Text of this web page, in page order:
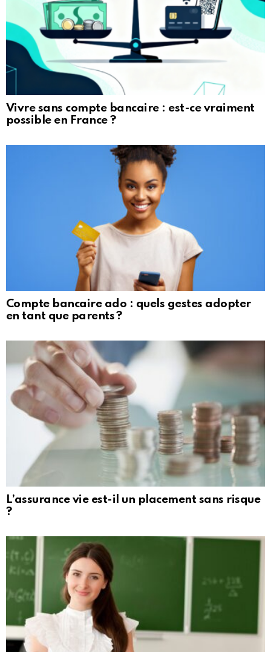
Vivre sans compte bancaire : est-ce vraiment
possible en France ?
Compte bancaire ado : quels gestes adopter
en tant que parents ?
L’assurance vie est-il un placement sans risque
?